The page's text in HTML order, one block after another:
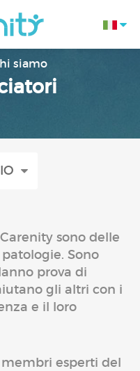
siamo
sono delle
Sono
prova di
gli altri con i
e il loro
esperti del